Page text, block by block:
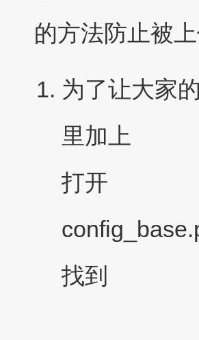
的方法防止被
为了让大家
里加上
打开
找到